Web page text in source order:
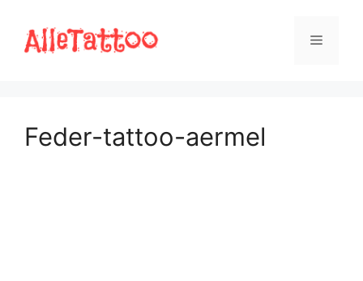
Inhalt
springen
Menü
Feder-tattoo-aermel